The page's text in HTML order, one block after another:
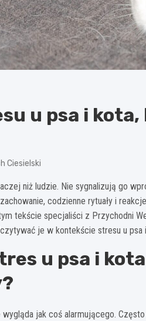
u psa i
Ciesielski
niż ludzie. Nie sygnalizują go
codzienne rytuały i
tekście specjaliści z Przychodni
je w kontekście stresu u psa
u psa i
jak coś alarmującego.